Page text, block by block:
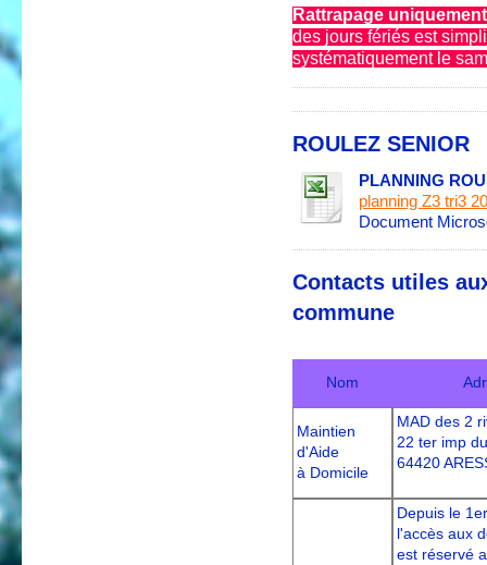
Rattrapage
des jours fériés est
systématiquement le
ROULEZ SENIOR
PLANNING
planning Z3 tri3
Document
Contacts utiles
commune
Nom
Maintien
d'Aide
à Domicile
MAD des 2
22 ter imp
64420
Depuis le
l'accès aux
est réservé